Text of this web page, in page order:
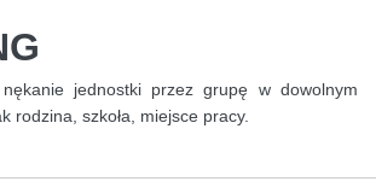
jednostki przez grupę w dowolnym
rodzina, szkoła, miejsce pracy.